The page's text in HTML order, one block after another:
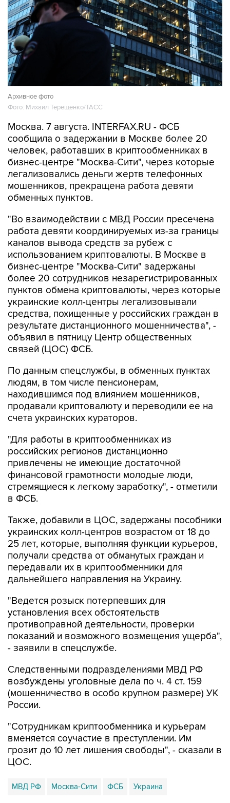
Архивное фото
Фото: Михаил Терещенко/ТАСС
Москва. 7 августа. INTERFAX.RU - ФСБ
сообщила о задержании в Москве более 20
человек, работавших в криптообменниках в
бизнес-центре "Москва-Сити", через которые
легализовались деньги жертв телефонных
мошенников, прекращена работа девяти
обменных пунктов.
"Во взаимодействии с МВД России пресечена
работа девяти координируемых из-за границы
каналов вывода средств за рубеж с
использованием криптовалюты. В Москве в
бизнес-центре "Москва-Сити" задержаны
более 20 сотрудников незарегистрированных
пунктов обмена криптовалюты, через которые
украинские колл-центры легализовывали
средства, похищенные у российских граждан в
результате дистанционного мошенничества", -
объявил в пятницу Центр общественных
связей (ЦОС) ФСБ.
По данным спецслужбы, в обменных пунктах
людям, в том числе пенсионерам,
находившимся под влиянием мошенников,
продавали криптовалюту и переводили ее на
счета украинских кураторов.
"Для работы в криптообменниках из
российских регионов дистанционно
привлечены не имеющие достаточной
финансовой грамотности молодые люди,
стремящиеся к легкому заработку", - отметили
в ФСБ.
Также, добавили в ЦОС, задержаны пособники
украинских колл-центров возрастом от 18 до
25 лет, которые, выполняя функции курьеров,
получали средства от обманутых граждан и
передавали их в криптообменники для
дальнейшего направления на Украину.
"Ведется розыск потерпевших для
установления всех обстоятельств
противоправной деятельности, проверки
показаний и возможного возмещения ущерба",
- заявили в спецслужбе.
Следственными подразделениями МВД РФ
возбуждены уголовные дела по ч. 4 ст. 159
(мошенничество в особо крупном размере) УК
России.
"Сотрудникам криптообменника и курьерам
вменяется соучастие в преступлении. Им
грозит до 10 лет лишения свободы", - сказали в
ЦОС.
МВД РФ Москва-Сити ФСБ Украина